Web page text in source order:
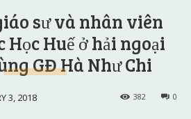
sư và nhân viên
Học Huế ở hải ngoại
GĐ Hà Như Chi
3, 2018 0
382